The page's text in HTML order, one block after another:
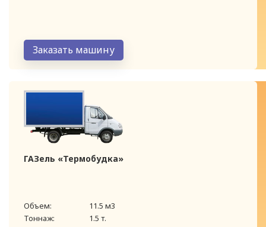
Заказать машину
ГАЗель «Термобудка»
Объем:
11.5 м3
Тоннаж:
1.5 т.